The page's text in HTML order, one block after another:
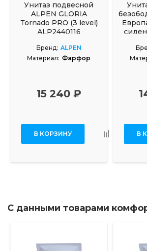
Унитаз подвесной
ALPEN GLORIA
Tornado PRO (3 level)
ALP2440116
Бренд: ALPEN
Материал: Фарфор
15 240 ₽
В КОРЗИНУ В
С данными товарами